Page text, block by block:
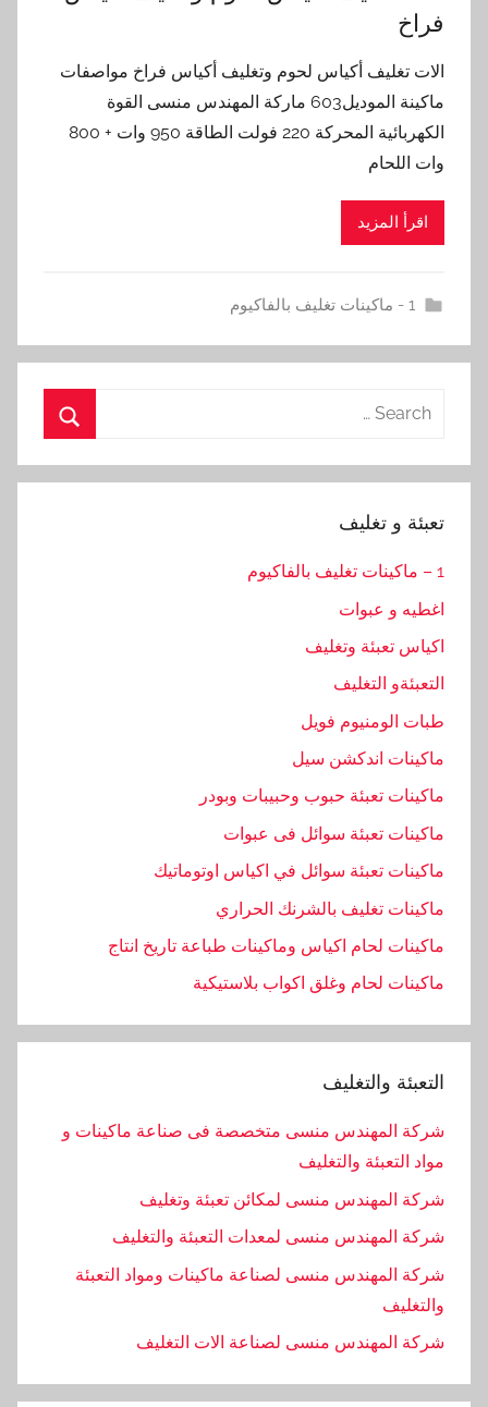
فراخ
الات تغليف أكياس لحوم وتغليف أكياس فراخ مواصفات
ماكينة الموديل603 ماركة المهندس منسى القوة
الكهربائية المحركة 220 فولت الطاقة 950 وات + 800
وات اللحام
اقرأ المزيد
1 - ماكينات تغليف بالفاكيوم
Search
تعبئة و تغليف
1 – ماكينات تغليف بالفاكيوم
اغطيه و عبوات
اكياس تعبئة وتغليف
التعبئةو التغليف
طبات الومنيوم فويل
ماكينات اندكشن سيل
ماكينات تعبئة حبوب وحبيبات وبودر
ماكينات تعبئة سوائل فى عبوات
ماكينات تعبئة سوائل في اكياس اوتوماتيك
ماكينات تغليف بالشرنك الحراري
ماكينات لحام اكياس وماكينات طباعة تاريخ انتاج
ماكينات لحام وغلق اكواب بلاستيكية
التعبئة والتغليف
شركة المهندس منسى متخصصة فى صناعة ماكينات و
مواد التعبئة والتغليف
شركة المهندس منسى لمكائن تعبئة وتغليف
شركة المهندس منسى لمعدات التعبئة والتغليف
شركة المهندس منسى لصناعة ماكينات ومواد التعبئة
والتغليف
‏شركة المهندس منسى لصناعة الات التغليف